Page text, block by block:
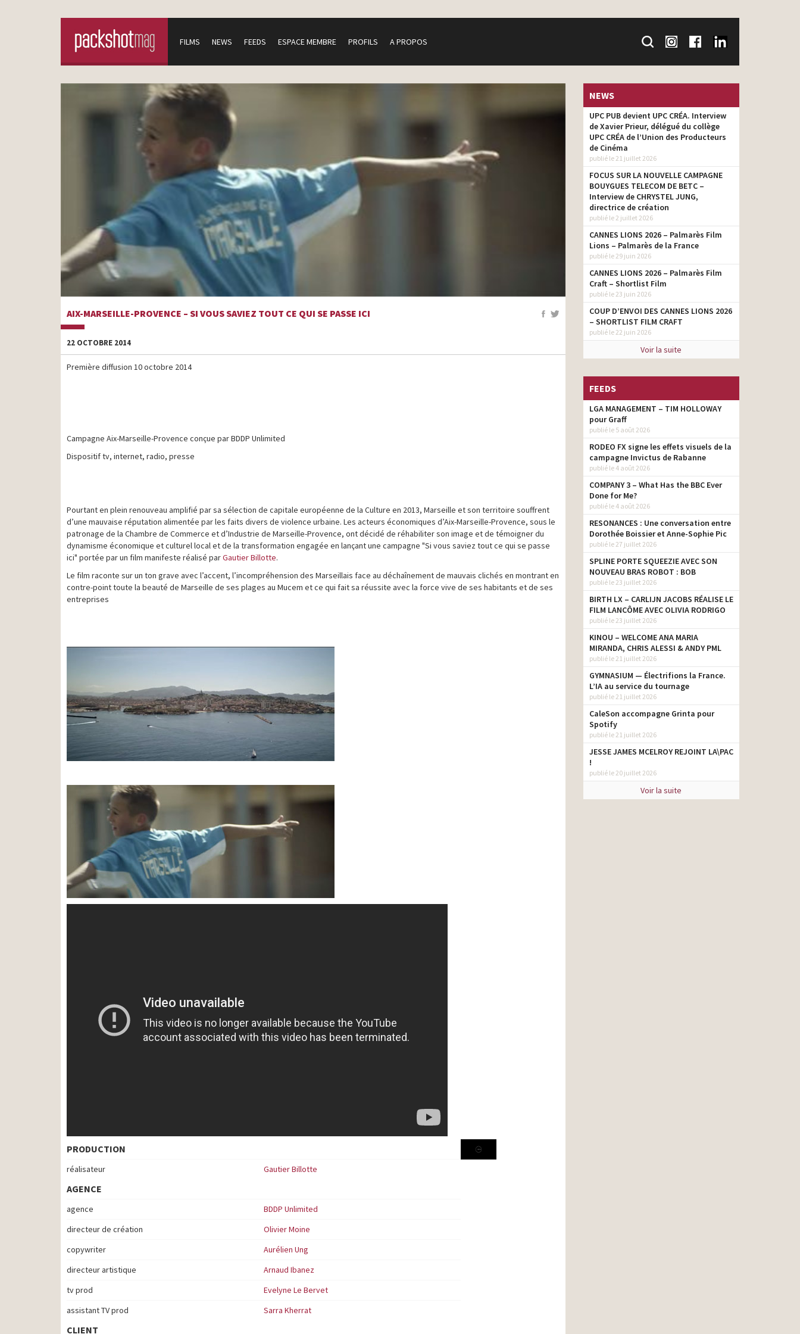
FILMS NEWS FEEDS ESPACE MEMBRE PROFILS A PROPOS
AIX-MARSEILLE-PROVENCE – SI VOUS SAVIEZ TOUT CE QUI SE PASSE ICI
22 OCTOBRE 2014
Première diffusion 10 octobre 2014
Campagne Aix-Marseille-Provence conçue par BDDP Unlimited
Dispositif tv, internet, radio, presse
Pourtant en plein renouveau amplifié par sa sélection de capitale européenne de la Culture en 2013, Marseille et son territoire souffrent
d’une mauvaise réputation alimentée par les faits divers de violence urbaine. Les acteurs économiques d’Aix-Marseille-Provence, sous le
patronage de la Chambre de Commerce et d’Industrie de Marseille-Provence, ont décidé de réhabiliter son image et de témoigner du
dynamisme économique et culturel local et de la transformation engagée en lançant une campagne "Si vous saviez tout ce qui se passe
ici" portée par un film manifeste réalisé parGautier Billotte.
Le film raconte sur un ton grave avec l’accent, l’incompréhension des Marseillais face au déchaînement de mauvais clichés en montrant en
contre-point toute la beauté de Marseille de ses plages au Mucem et ce qui fait sa réussite avec la force vive de ses habitants et de ses
entreprises
PRODUCTION
réalisateur Gautier Billotte
AGENCE
agence
BDDP Unlimited
directeur de création
Olivier Moine
copywriter
Aurélien Ung
directeur artistique
Arnaud Ibanez
tv prod
Evelyne Le Bervet
assistant TV prod
Sarra Kherrat
CLIENT
NEWS
UPC PUB devient UPC CRÉA. Interview
de Xavier Prieur, délégué du collège
UPC CRÉA de l’Union des Producteurs
de Cinéma
publié le 21 juillet 2026
FOCUS SUR LA NOUVELLE CAMPAGNE
BOUYGUES TELECOM DE BETC –
Interview de CHRYSTEL JUNG,
directrice de création
publié le 2 juillet 2026
CANNES LIONS 2026 – Palmarès Film
Lions – Palmarès de la France
publié le 29 juin 2026
CANNES LIONS 2026 – Palmarès Film
Craft – Shortlist Film
publié le 23 juin 2026
COUP D’ENVOI DES CANNES LIONS 2026
– SHORTLIST FILM CRAFT
publié le 22 juin 2026
Voir la suite
FEEDS
LGA MANAGEMENT – TIM HOLLOWAY
pour Graff
publié le 5 août 2026
RODEO FX signe les effets visuels de la
campagne Invictus de Rabanne
publié le 4 août 2026
COMPANY 3 – What Has the BBC Ever
Done for Me?
publié le 4 août 2026
RESONANCES : Une conversation entre
Dorothée Boissier et Anne-Sophie Pic
publié le 27 juillet 2026
SPLINE PORTE SQUEEZIE AVEC SON
NOUVEAU BRAS ROBOT : BOB
publié le 23 juillet 2026
BIRTH LX – CARLIJN JACOBS RÉALISE LE
FILM LANCÔME AVEC OLIVIA RODRIGO
publié le 23 juillet 2026
KINOU – WELCOME ANA MARIA
MIRANDA, CHRIS ALESSI & ANDY PML
publié le 21 juillet 2026
GYMNASIUM — Électrifions la France.
L’IA au service du tournage
publié le 21 juillet 2026
CaleSon accompagne Grinta pour
Spotify
publié le 21 juillet 2026
JESSE JAMES MCELROY REJOINT LA\PAC
!
publié le 20 juillet 2026
Voir la suite